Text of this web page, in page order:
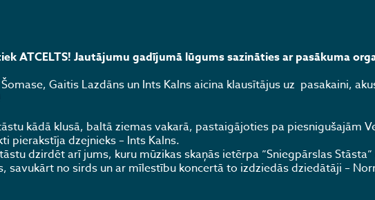
ATCELTS! Jautājumu gadījumā lūgums sazināties ar pasākuma
Gaitis Lazdāns un Ints Kalns aicina klausītājus uz pasakaini,
kādā klusā, baltā ziemas vakarā, pastaigājoties pa piesnigušajām
pierakstīja dzejnieks – Ints Kalns.
dzirdēt arī jums, kuru mūzikas skaņās ietērpa ”Sniegpārslas
savukārt no sirds un ar mīlestību koncertā to izdziedās dziedātāji –